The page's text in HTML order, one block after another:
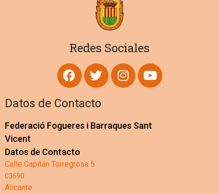
Redes Sociales
Datos de Contacto
Federació Fogueres i Barraques Sant
Vicent
Datos de Contacto
Calle Capitán Torregrosa 5
03690
Alicante